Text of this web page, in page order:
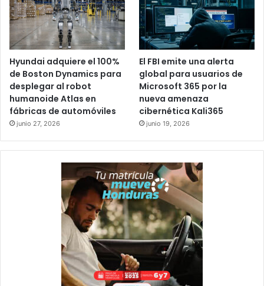
Hyundai adquiere el 100%
de Boston Dynamics para
desplegar al robot
humanoide Atlas en
fábricas de automóviles
junio 27, 2026
El FBI emite una alerta
global para usuarios de
Microsoft 365 por la
nueva amenaza
cibernética Kali365
junio 19, 2026